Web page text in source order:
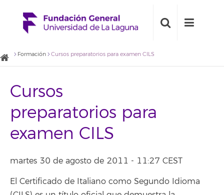
Formación Cursos preparatorios para examen CILS
Cursos
preparatorios para
examen CILS
martes 30 de agosto de 2011 - 11:27 CEST
El Certificado de Italiano como Segundo Idioma